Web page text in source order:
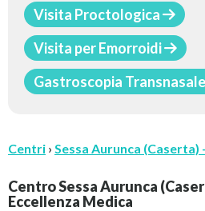
Visita Proctologica
Visita per Emorroidi
Gastroscopia Transnasale
Centri › Sessa Aurunca (Caserta)
Centro Sessa Aurunca
Eccellenza Medica